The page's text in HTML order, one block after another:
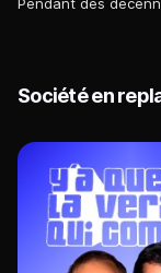
Société en